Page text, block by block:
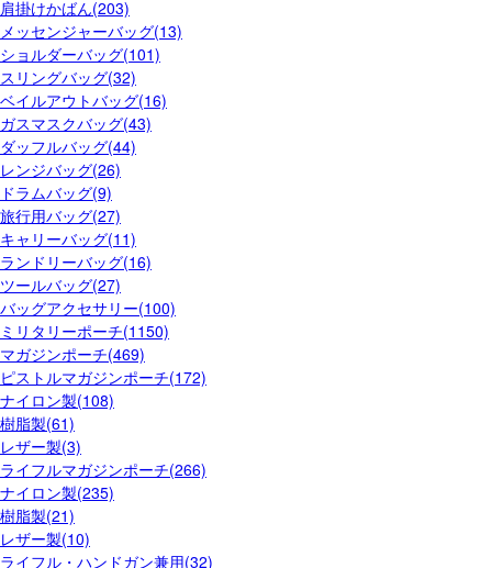
肩掛けかばん(203)
メッセンジャーバッグ(13)
ショルダーバッグ(101)
スリングバッグ(32)
ベイルアウトバッグ(16)
ガスマスクバッグ(43)
ダッフルバッグ(44)
レンジバッグ(26)
ドラムバッグ(9)
旅行用バッグ(27)
キャリーバッグ(11)
ランドリーバッグ(16)
ツールバッグ(27)
バッグアクセサリー(100)
ミリタリーポーチ(1150)
マガジンポーチ(469)
ピストルマガジンポーチ(172)
ナイロン製(108)
樹脂製(61)
レザー製(3)
ライフルマガジンポーチ(266)
ナイロン製(235)
樹脂製(21)
レザー製(10)
ライフル・ハンドガン兼用(32)